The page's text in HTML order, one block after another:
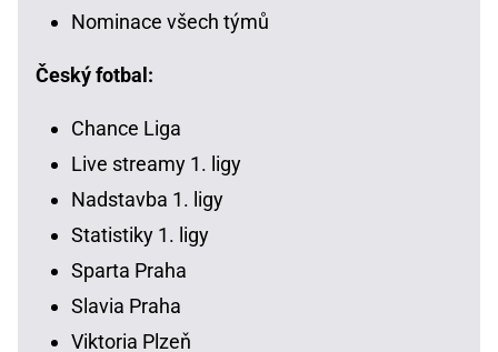
Nominace všech týmů
Český fotbal:
Chance Liga
Live streamy 1. ligy
Nadstavba 1. ligy
Statistiky 1. ligy
Sparta Praha
Slavia Praha
Viktoria Plzeň